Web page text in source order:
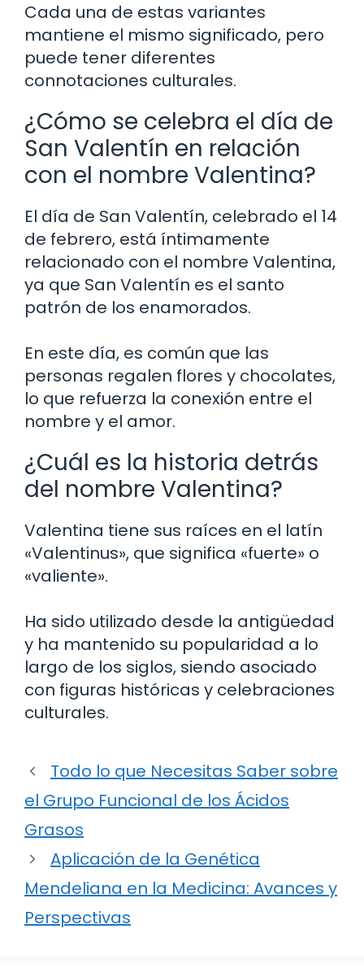
Cada una de estas variantes
mantiene el mismo significado, pero
puede tener diferentes
connotaciones culturales.
¿Cómo se celebra el día de
San Valentín en relación
con el nombre Valentina?
El día de San Valentín, celebrado el 14
de febrero, está íntimamente
relacionado con el nombre Valentina,
ya que San Valentín es el santo
patrón de los enamorados.
En este día, es común que las
personas regalen flores y chocolates,
lo que refuerza la conexión entre el
nombre y el amor.
¿Cuál es la historia detrás
del nombre Valentina?
Valentina tiene sus raíces en el latín
«Valentinus», que significa «fuerte» o
«valiente».
Ha sido utilizado desde la antigüedad
y ha mantenido su popularidad a lo
largo de los siglos, siendo asociado
con figuras históricas y celebraciones
culturales.
Todo lo que Necesitas Saber sobre
el Grupo Funcional de los Ácidos
Grasos
Aplicación de la Genética
Mendeliana en la Medicina: Avances y
Perspectivas